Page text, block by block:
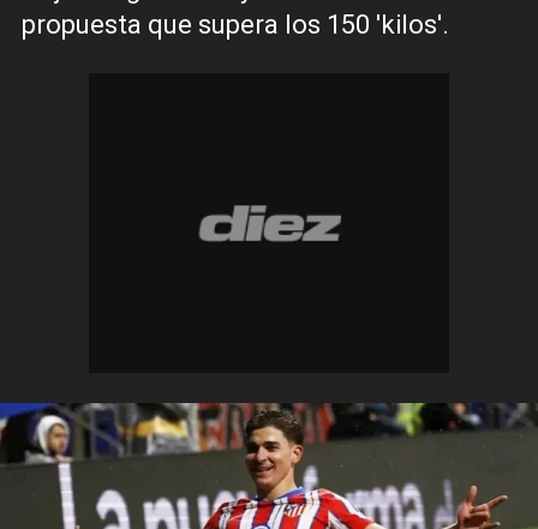
propuesta que supera los 150 'kilos'.